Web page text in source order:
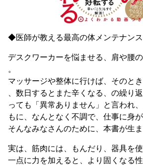
◆医師が教える最高の体メンテナン
デスクワーカーを悩ませる、肩や腰
。
マッサージや整体に行けば、そのと
、数日するとまた辛くなる、の繰り
っても「異常ありません」と言われ
もに、なんとなく不調で、仕事に身
そんなみなさんのために、本書が生ま
実は、筋肉には、もんだり、器具を
一点に力を加えると、より固くなる